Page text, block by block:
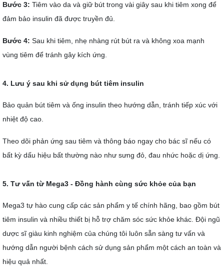
Bước 3: Tiêm vào da và giữ bút trong vài giây sau khi tiêm xong để
đảm bảo insulin đã được truyền đủ.
Bước 4: Sau khi tiêm, nhẹ nhàng rút bút ra và không xoa mạnh
vùng tiêm để tránh gây kích ứng.
4. Lưu ý sau khi sử dụng bút tiêm insulin
Bảo quản bút tiêm và ống insulin theo hướng dẫn, tránh tiếp xúc với
nhiệt độ cao.
Theo dõi phản ứng sau tiêm và thông báo ngay cho bác sĩ nếu có
bất kỳ dấu hiệu bất thường nào như sưng đỏ, đau nhức hoặc dị ứng.
5. Tư vấn từ Mega3 - Đồng hành cùng sức khỏe của bạn
Mega3 tự hào cung cấp các sản phẩm y tế chính hãng, bao gồm bút
tiêm insulin và nhiều thiết bị hỗ trợ chăm sóc sức khỏe khác. Đội ngũ
dược sĩ giàu kinh nghiệm của chúng tôi luôn sẵn sàng tư vấn và
hướng dẫn người bệnh cách sử dụng sản phẩm một cách an toàn và
hiệu quả nhất.